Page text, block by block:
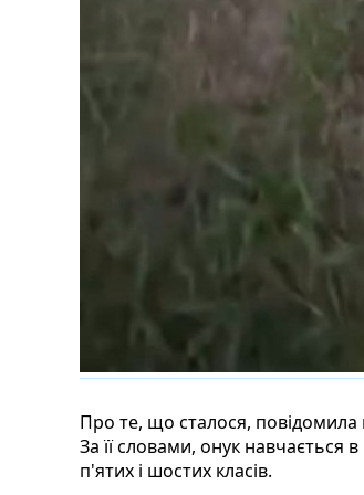
Про те, що сталося,
За її словами, онук навчається
п'ятих і шостих класів.